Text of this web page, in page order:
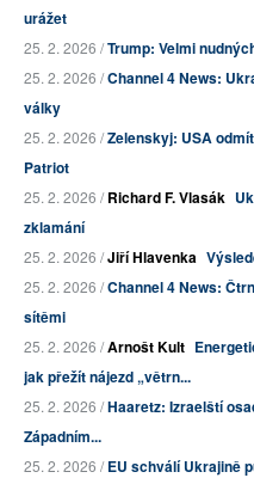
urážet
25. 2. 2026 /Trump: Velmi
25. 2. 2026 /Channel 4 News:
války
25. 2. 2026 /Zelenskyj: USA
Patriot
25. 2. 2026 /Richard F. Vlasák
zklamání
25. 2. 2026 /Jiří Hlavenka
25. 2. 2026 /Channel 4 News:
sítěmi
25. 2. 2026 /Arnošt Kult
jak přežít nájezd „větrn...
25. 2. 2026 /Haaretz: Izraelští
Západním...
25. 2. 2026 /EU schválí Ukrajině